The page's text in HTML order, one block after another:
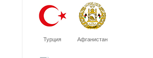
Турция Афганистан